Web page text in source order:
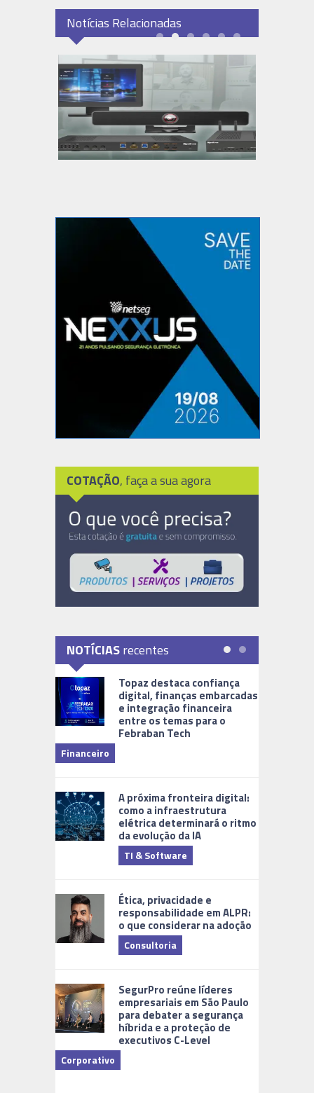
Notícias Relacionadas
COTAÇÃO, faça a sua agora
NOTÍCIASrecentes
Topaz destaca confiança
digital, finanças embarcadas
e integração financeira
entre os temas para o
Febraban Tech
Financeiro
A próxima fronteira digital:
como a infraestrutura
elétrica determinará o ritmo
da evolução da IA
TI & Software
Ética, privacidade e
responsabilidade em ALPR:
o que considerar na adoção
Consultoria
SegurPro reúne líderes
empresariais em São Paulo
para debater a segurança
híbrida e a proteção de
executivos C-Level
Corporativo